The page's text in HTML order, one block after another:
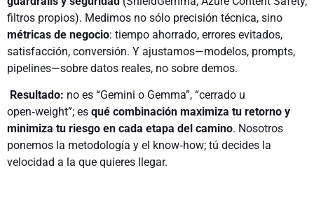
filtros propios). Medimos no sólo precisión técnica, sino
métricas de negocio: tiempo ahorrado, errores evitados,
satisfacción, conversión. Y ajustamos—modelos, prompts,
pipelines—sobre datos reales, no sobre demos.
Resultado: no es “Gemini o Gemma”, “cerrado u
open‑weight”; es qué combinación maximiza tu retorno y
minimiza tu riesgo en cada etapa del camino. Nosotros
ponemos la metodología y el know‑how; tú decides la
velocidad a la que quieres llegar.